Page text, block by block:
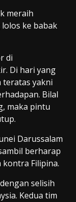
meraih
ke babak
di
Di hari yang
teratas yakni
Bilal
maka pintu
Darussalam
berharap
kontra Filipina.
selisih
Kedua tim